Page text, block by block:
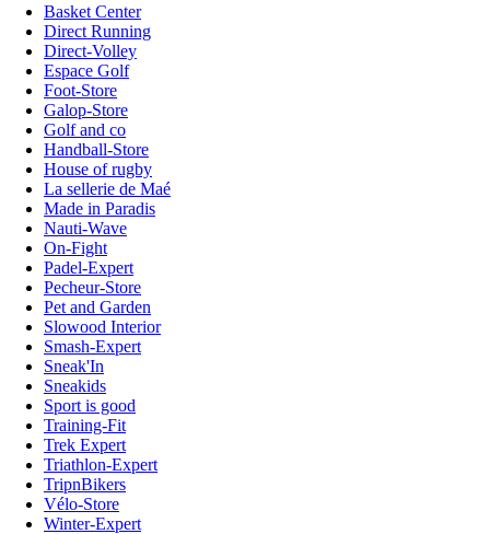
Basket Center
Direct Running
Direct-Volley
Espace Golf
Foot-Store
Galop-Store
Golf and co
Handball-Store
House of rugby
La sellerie de Maé
Made in Paradis
Nauti-Wave
On-Fight
Padel-Expert
Pecheur-Store
Pet and Garden
Slowood Interior
Smash-Expert
Sneak'In
Sneakids
Sport is good
Training-Fit
Trek Expert
Triathlon-Expert
TripnBikers
Vélo-Store
Winter-Expert